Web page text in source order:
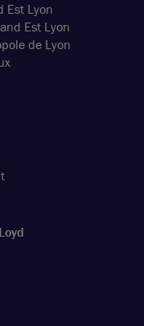
Est Lyon
Est Lyon
de Lyon